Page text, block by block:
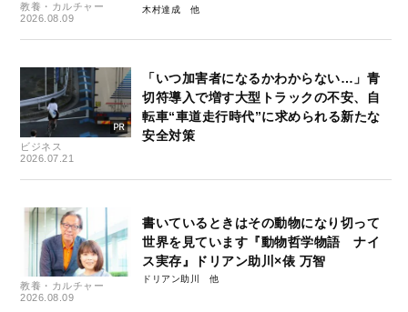
教養・カルチャー
2026.08.09
木村達成
ビジネス
2026.07.21
「いつ加害者になるかわからない…」青
切符導入で増す大型トラックの不安、自
転車“車道走行時代”に求められる新たな
安全対策
教養・カルチャー
2026.08.09
書いているときはその動物になり切って
世界を見ています『動物哲学物語 ナイ
ス実存』ドリアン助川×俵 万智
ドリアン助川